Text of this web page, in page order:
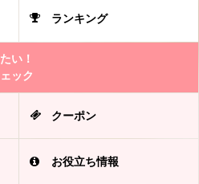
ランキング
い！
ック
クーポン
お役立ち情報